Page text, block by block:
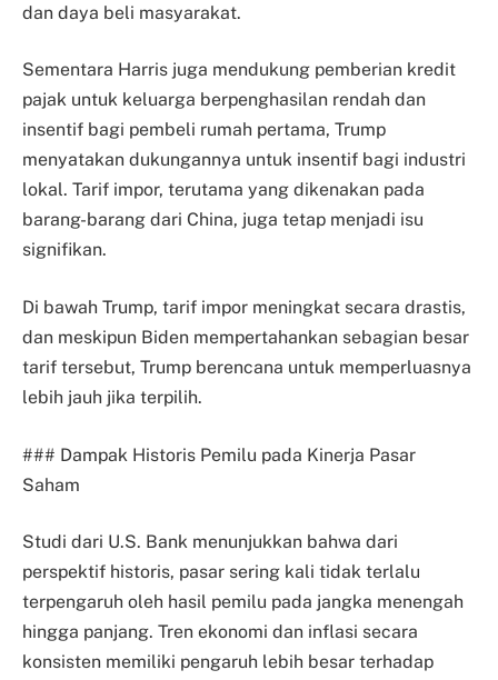
dan daya beli masyarakat.
Sementara Harris juga mendukung pemberian kredit
pajak untuk keluarga berpenghasilan rendah dan
insentif bagi pembeli rumah pertama, Trump
menyatakan dukungannya untuk insentif bagi industri
lokal. Tarif impor, terutama yang dikenakan pada
barang-barang dari China, juga tetap menjadi isu
signifikan.
Di bawah Trump, tarif impor meningkat secara drastis,
dan meskipun Biden mempertahankan sebagian besar
tarif tersebut, Trump berencana untuk memperluasnya
lebih jauh jika terpilih.
### Dampak Historis Pemilu pada Kinerja Pasar
Saham
Studi dari U.S. Bank menunjukkan bahwa dari
perspektif historis, pasar sering kali tidak terlalu
terpengaruh oleh hasil pemilu pada jangka menengah
hingga panjang. Tren ekonomi dan inflasi secara
konsisten memiliki pengaruh lebih besar terhadap